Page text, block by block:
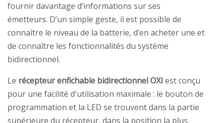
fournir davantage d’informations sur ses
émetteurs. D’un simple geste, il est possible de
connaître le niveau de la batterie, d’en acheter une et
de connaître les fonctionnalités du système
bidirectionnel.
Le récepteur enfichable bidirectionnel OXI est conçu
pour une facilité d'utilisation maximale : le bouton de
programmation et la LED se trouvent dans la partie
supérieure du récepteur, dans la position la plus